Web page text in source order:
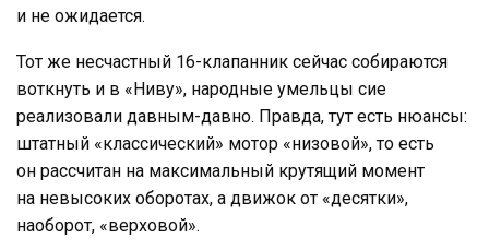
и не ожидается.
Тот же несчастный 16-клапанник сейчас собираются
воткнуть и в «Ниву», народные умельцы сие
реализовали давным-давно. Правда, тут есть нюансы:
штатный «классический» мотор «низовой», то есть
он рассчитан на максимальный крутящий момент
на невысоких оборотах, а движок от «десятки»,
наоборот, «верховой».